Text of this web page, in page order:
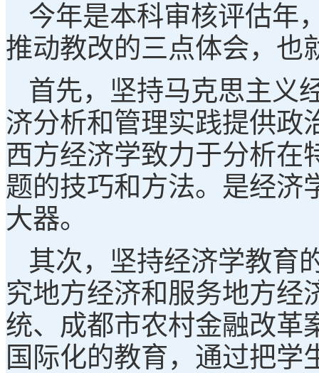
今年是本科审核评估年
推动教改的三点体会，也
首先，坚持马克思主义
济分析和管理实践提供政
西方经济学致力于分析在
题的技巧和方法。是经济
大器。
其次，坚持经济学教育
究地方经济和服务地方经
统、成都市农村金融改革
国际化的教育，通过把